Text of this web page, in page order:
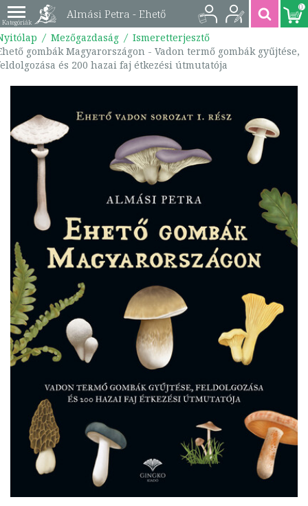
Almási Petra - Ehető
gombák
Magyarországon -
gyűjtése, feldolgozása
és 200 hazai faj
étkezési útmutatója |
9786156326508
0
Mezőgazdaság
Ismeretterjesztő
gombák Magyarországon - Vadon termő gombák gyűjtése,
és 200 hazai faj étkezési útmutatója